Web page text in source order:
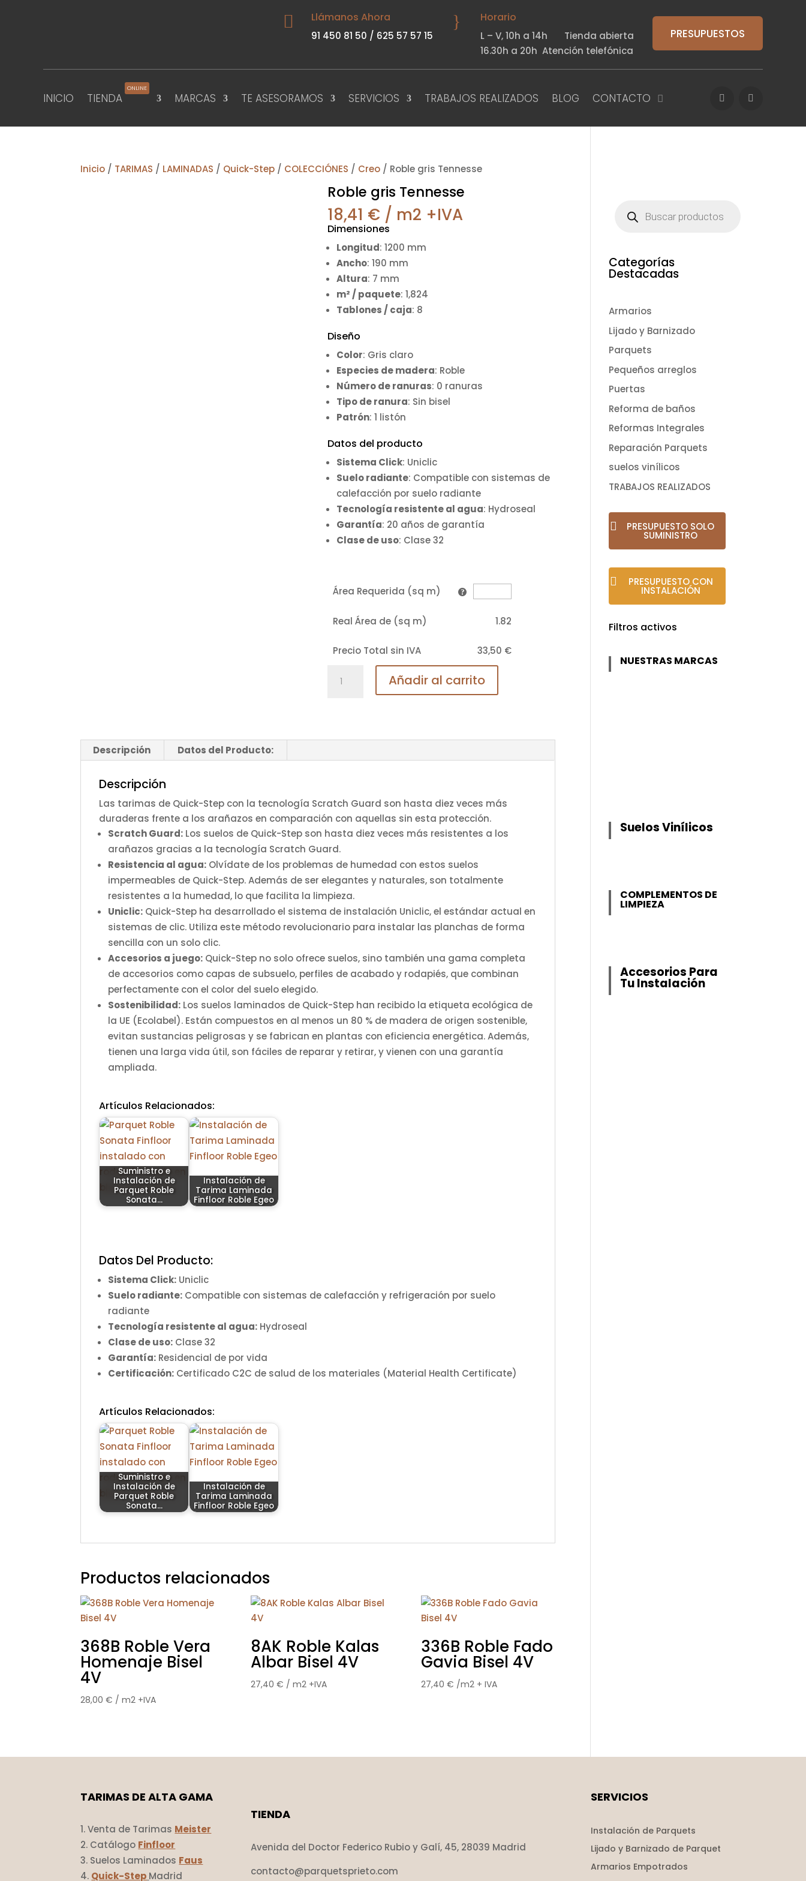
 Llámanos Ahora
91 450 81 50 / 625 57 57 15
} Horario
L – V,10h a 14h Tienda abierta
16.30h a 20h Atención telefónica
PRESUPUESTOS
INICIO TIENDA
ONLINE
MARCAS TE ASESORAMOS SERVICIOS TRABAJOS REALIZADOS BLOG CONTACTO
Inicio / TARIMAS / LAMINADAS / Quick-Step / COLECCIÓNES / Creo / Roble gris Tennesse
Roble gris Tennesse
18,41 € / m2 +IVA
Dimensiones
Longitud: 1200 mm
Ancho: 190 mm
Altura: 7 mm
m² / paquete: 1,824
Tablones / caja: 8
Diseño
Color: Gris claro
Especies de madera: Roble
Número de ranuras: 0 ranuras
Tipo de ranura: Sin bisel
Patrón: 1 listón
Datos del producto
Sistema Click: Uniclic
Suelo radiante: Compatible con sistemas de
calefacción por suelo radiante
Tecnología resistente al agua: Hydroseal
Garantía: 20 años de garantía
Clase de uso: Clase 32
Área Requerida (sq m)
Real Área de (sq m) 1.82
Precio Total sin IVA 33,50 €
gris
Añadir al carrito
Descripción Datos del Producto:
Descripción
Las tarimas de Quick-Step con la tecnología Scratch Guard son hasta diez veces más
duraderas frente a los arañazos en comparación con aquellas sin esta protección.
Scratch Guard: Los suelos de Quick-Step son hasta diez veces más resistentes a los
arañazos gracias a la tecnología Scratch Guard.
Resistencia al agua: Olvídate de los problemas de humedad con estos suelos
impermeables de Quick-Step. Además de ser elegantes y naturales, son totalmente
resistentes a la humedad, lo que facilita la limpieza.
Uniclic: Quick-Step ha desarrollado el sistema de instalación Uniclic, el estándar actual en
sistemas de clic. Utiliza este método revolucionario para instalar las planchas de forma
sencilla con un solo clic.
Accesorios a juego: Quick-Step no solo ofrece suelos, sino también una gama completa
de accesorios como capas de subsuelo, perfiles de acabado y rodapiés, que combinan
perfectamente con el color del suelo elegido.
Sostenibilidad: Los suelos laminados de Quick-Step han recibido la etiqueta ecológica de
la UE (Ecolabel). Están compuestos en al menos un 80 % de madera de origen sostenible,
evitan sustancias peligrosas y se fabrican en plantas con eficiencia energética. Además,
tienen una larga vida útil, son fáciles de reparar y retirar, y vienen con una garantía
ampliada.
Artículos Relacionados:
Suministro e
Instalación de
Parquet Roble
Sonata…
Instalación de
Tarima Laminada
Finfloor Roble Egeo
Datos Del Producto:
Sistema Click: Uniclic
Suelo radiante: Compatible con sistemas de calefacción y refrigeración por suelo
radiante
Tecnología resistente al agua: Hydroseal
Clase de uso: Clase 32
Garantía: Residencial de por vida
Certificación: Certificado C2C de salud de los materiales (Material Health Certificate)
Artículos Relacionados:
Suministro e
Instalación de
Parquet Roble
Sonata…
Instalación de
Tarima Laminada
Finfloor Roble Egeo
Productos relacionados
368B Roble Vera
Homenaje Bisel
4V
28,00€ / m2 +IVA
8AK Roble Kalas
Albar Bisel 4V
27,40 € / m2 +IVA
336B Roble Fado
Gavia Bisel 4V
27,40 € /m2 + IVA
productos
Categorías
Destacadas
Armarios
Lijado y Barnizado
Parquets
Pequeños arreglos
Puertas
Reforma de baños
Reformas Integrales
Reparación Parquets
suelos vinílicos
TRABAJOS REALIZADOS
PRESUPUESTO SOLO
SUMINISTRO
PRESUPUESTO CON
INSTALACIÓN
Filtros activos
NUESTRAS MARCAS
Suelos Vinílicos
COMPLEMENTOS DE
LIMPIEZA
Accesorios Para
Tu Instalación
TARIMAS DE ALTA GAMA
Venta de Tarimas Meister
Catálogo Finfloor
Suelos Laminados Faus
Quick-Step Madrid
TIENDA
Avenida del Doctor Federico Rubio y Galí, 45, 28039 Madrid
contacto@parquetsprieto.com
SERVICIOS
Instalación de Parquets
Lijado y Barnizado de Parquet
Armarios Empotrados